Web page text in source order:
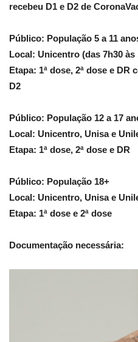
recebeu D1 e D2 de
Público: População 5 a 11
Local: Unicentro (das 7h30 às
Etapa: 1ª dose, 2ª dose e DR
D2
Público: População 12 a 17
Local: Unicentro, Unisa e
Etapa: 1ª dose, 2ª dose e DR
Público: População 18+
Local: Unicentro, Unisa e
Etapa: 1ª dose e 2ª dose
Documentação necessária: